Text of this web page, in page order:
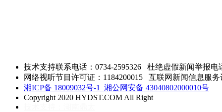
技术支持联系电话：0734-2595326
杜绝虚假新闻举报电
网络视听节目许可证：1184200015 互联网新闻信息服务
湘ICP备 18009032号-1
湘公网安备 43040802000010号
Copyright 2020 HYDST.COM All Right